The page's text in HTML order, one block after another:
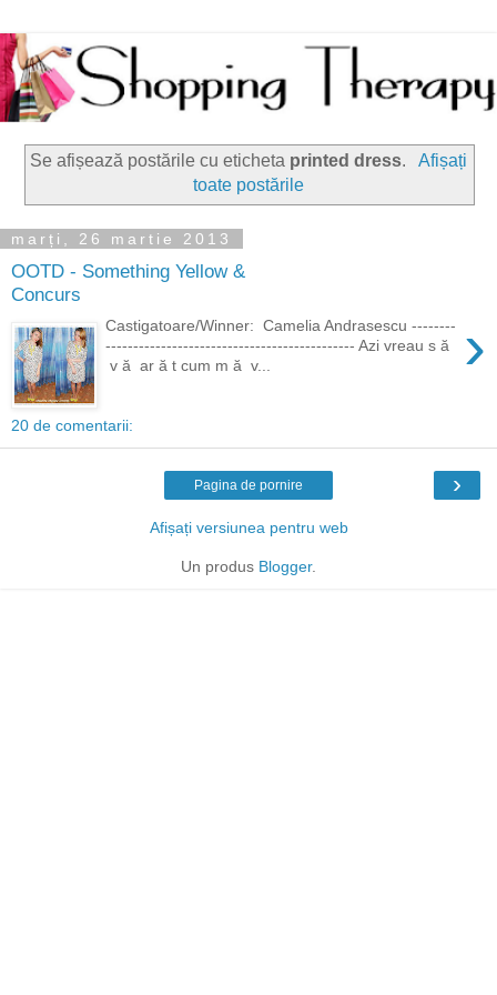
Se afișează postările cu eticheta printed dress.
Afișați
toate postările
marți, 26 martie 2013
OOTD - Something Yellow &
Concurs
›
Castigatoare/Winner: Camelia Andrasescu --------
--------------------------------------------- Azi vreau s ă
v ă ar ă t cum m ă v...
20 de comentarii:
›
Pagina de pornire
Afișați versiunea pentru web
Un produs Blogger.